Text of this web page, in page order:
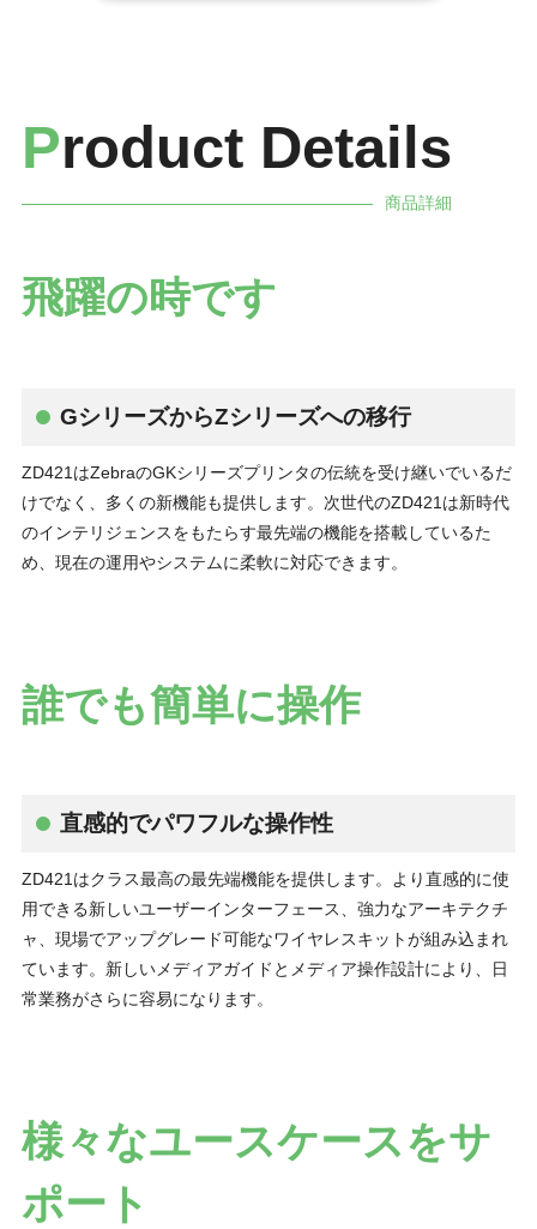
Product Details
商品詳細
飛躍の時です
GシリーズからZシリーズへの移行
ZD421はZebraのGKシリーズプリンタの伝統を受け継いでいるだ
けでなく、多くの新機能も提供します。次世代のZD421は新時代
のインテリジェンスをもたらす最先端の機能を搭載しているた
め、現在の運用やシステムに柔軟に対応できます。
誰でも簡単に操作
直感的でパワフルな操作性
ZD421はクラス最高の最先端機能を提供します。より直感的に使
用できる新しいユーザーインターフェース、強力なアーキテクチ
ャ、現場でアップグレード可能なワイヤレスキットが組み込まれ
ています。新しいメディアガイドとメディア操作設計により、日
常業務がさらに容易になります。
様々なユースケースをサ
ポート